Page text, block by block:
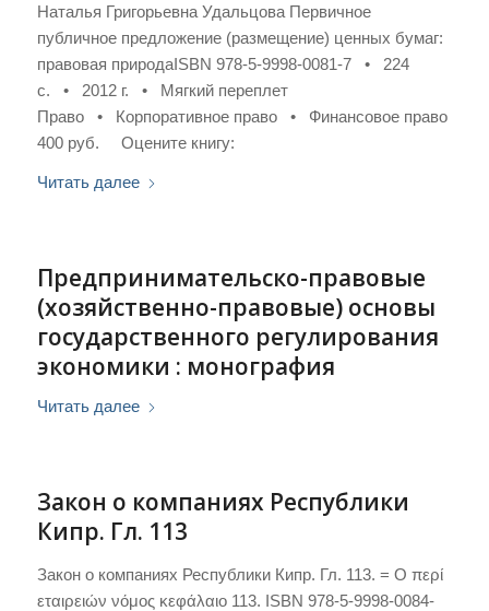
Наталья Григорьевна Удальцова Первичное
публичное предложение (размещение) ценных бумаг:
правовая природаISBN 978-5-9998-0081-7 • 224
с. • 2012 г. • Мягкий переплет
Право • Корпоративное право • Финансовое право
400 руб. Оцените книгу:
Читать далее
Предпринимательско-правовые
(хозяйственно-правовые) основы
государственного регулирования
экономики : монография
Читать далее
Закон о компаниях Республики
Кипр. Гл. 113
Закон о компаниях Республики Кипр. Гл. 113. = Ο περί
εταιρειών νόμος κεφάλαιο 113. ISBN 978-5-9998-0084-